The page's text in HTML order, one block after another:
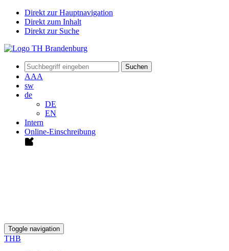
Direkt zur Hauptnavigation
Direkt zum Inhalt
Direkt zur Suche
Suchen
AAA
sw
de
DE
EN
Intern
Online-Einschreibung
Toggle navigation
THB